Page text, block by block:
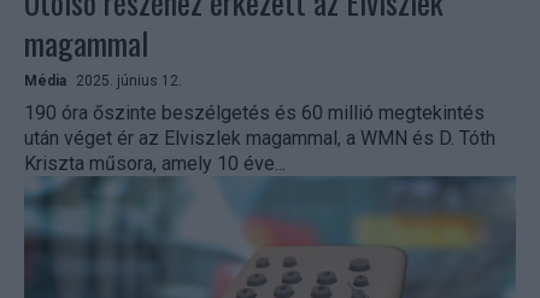
magammal
Média 2025. június 12.
190 óra őszinte beszélgetés és 60 millió megtekintés
után véget ér az Elviszlek magammal, a WMN és D. Tóth
Kriszta műsora, amely 10 éve...